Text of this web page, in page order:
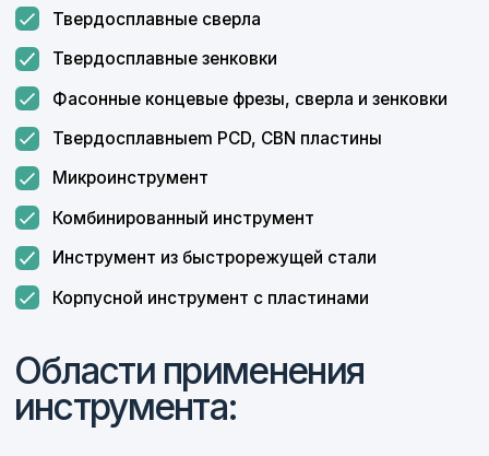
Работая с потребителем, мы делаем упор
доставку, качественный
и сертифицированный товар как
отечественного, так и импортного
производства.
деятельность по изготовлению нестандартных
изделий по чертежам заказчиков.
нестандартные
измерительные
инструменты